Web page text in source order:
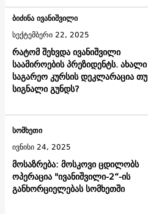
რატომ შეხვდა ივანიშვილი
საამიროების პრეზიდენტს. ახალი
საგარეო კურსის დეკლარაცია თუ
სიგნალი გუნდს?
ბიძინა ივანიშვილი
სექტემბერი 22, 2025
მოსაზრება: მოსკოვი ცდილობს
ოპერაცია "ივანიშვილი-2“-ის
განხორციელებას სომხეთში
სომხეთი
ივნისი 24, 2025